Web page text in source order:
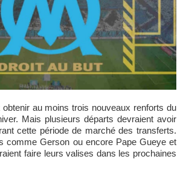
Mais plusieurs départs devraient avoir
cette période de marché des transferts.
comme Gerson ou encore Pape Gueye et
faire leurs valises dans les prochaines